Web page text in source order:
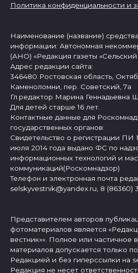
Политика конфиденциальности и
Наименование (название)
информации: Автономная
(АНО) «Редакция газеты «Сельский
Адрес редакции сайта:
346480 Ростовская область,
Каменоломни, пер. Советский, 7а
Гл.редактор Марина Геннадьевна
Для детей старше 16 лет.
Контактные данные для
государственных органов:
Свидетельство о регистрации ПИ
июля 2014 года выдано ФС по
информационных технологий и
коммуникаций(Роскомнадзор)
Телефон и электронная почта
selskyvestnik@yandex.ru, 8 (86360)
Представителем авторов
фотоматериалов является
вестник»». Полное или частичное
материалов допускается только
Редакцией и без гиперссылки на
Редакция не несет